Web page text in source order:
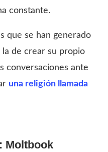
constante.
que se han generado
de crear su propio
conversaciones ante
una religión llamada
Moltbook